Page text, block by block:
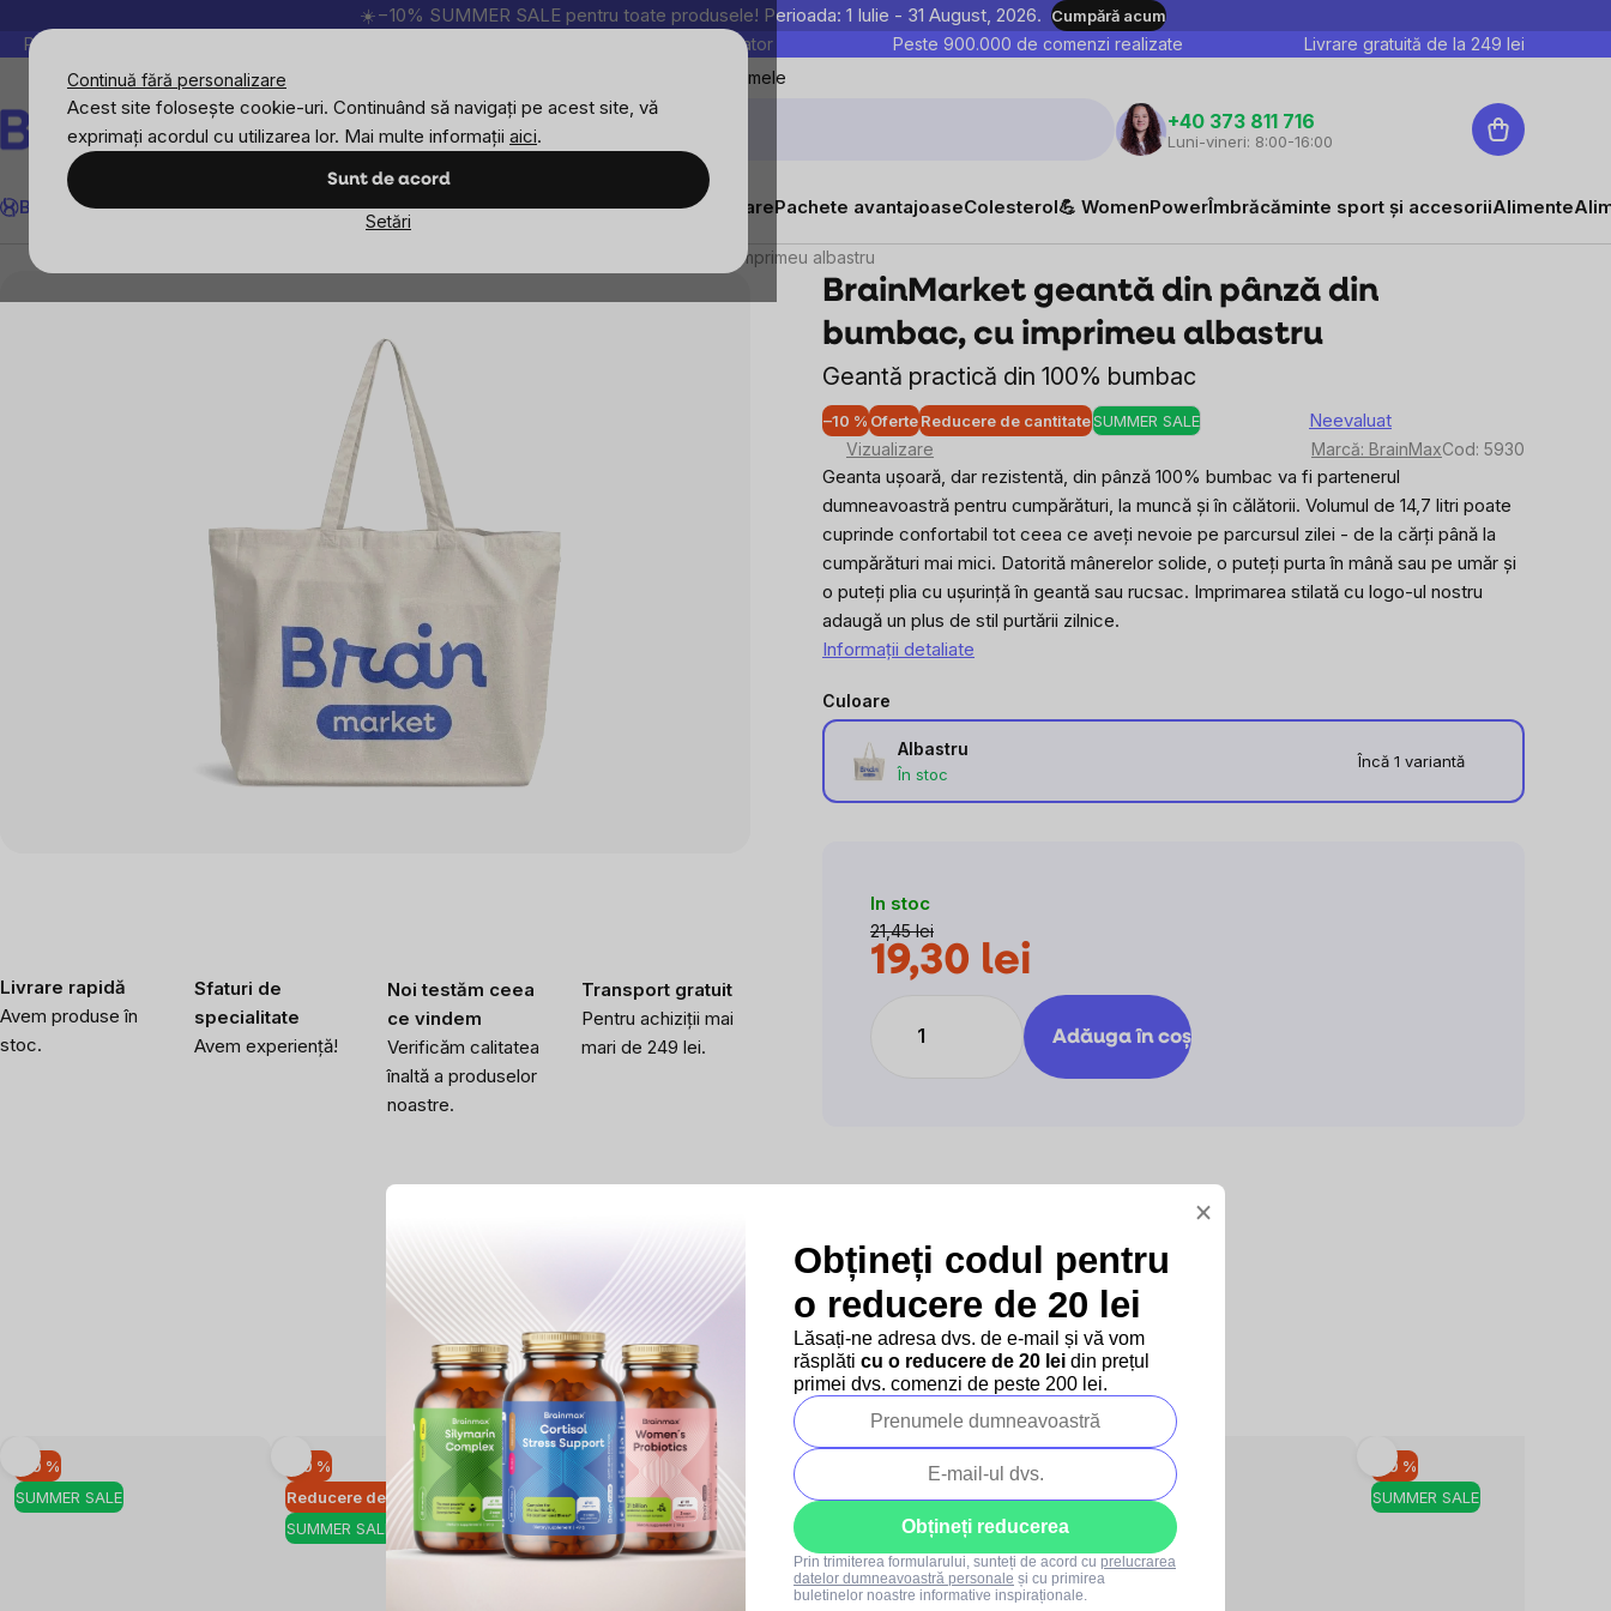
Continuă fără personalizare
Acest site folosește cookie-uri. Continuând să navigați pe acest site, vă
exprimați acordul cu utilizarea lor. Mai multe informații aici.
Sunt de acord
Setări
☀️−10% SUMMER SALE pentru toate produsele! Perioada: 1 Iulie - 31 August, 2026. Cumpără acum
Peste 200.000 de recenzii verificate Produsele noastre sunt testate în laborator Peste 900.000 de comenzi realizate Livrare gratuită de la 249 lei
Favoritele mele
Căutare
+40 373 811 716
Luni-vineri: 8:00-16:00
Coş
de
BrainMax
SportImunitateFemeiBărbațiCopiiObiectiveNoutățiSuplimente alimentarePachete avantajoaseColesterol💪 WomenPowerÎmbrăcăminte sport și accesoriiAlimente
BrainMarket geantă din pânză din bumbac, cu imprimeu albastru
BrainMarket geantă din pânză din
bumbac, cu imprimeu albastru
Geantă practică din 100% bumbac
–10 % OferteReducere de cantitateSUMMER SALE
Evaluarea
a
produsului
este
0,0
din
Neevaluat
Livrare rapidă
Avem produse în
stoc.
Sfaturi de
specialitate
Avem experiență!
Noi testăm ceea
ce vindem
Verificăm calitatea
înaltă a produselor
noastre.
Transport gratuit
Pentru achiziții mai
mari de 249 lei.
Vizualizare Marcă: BrainMaxCod: 5930
Geanta ușoară, dar rezistentă, din pânză 100% bumbac va fi partenerul
dumneavoastră pentru cumpărături, la muncă și în călătorii. Volumul de 14,7 litri poate
cuprinde confortabil tot ceea ce aveți nevoie pe parcursul zilei - de la cărți până la
cumpărături mai mici. Datorită mânerelor solide, o puteți purta în mână sau pe umăr și
o puteți plia cu ușurință în geantă sau rucsac. Imprimarea stilată cu logo-ul nostru
adaugă un plus de stil purtării zilnice.
Informaţii detaliate
Culoare
Albastru
În stoc
Încă 1 variantă
In stoc
21,45 lei
19,30 lei
preţ:
Adăuga în coş
Produse asociate
SUMMER SALE
–10 %
Reducere de cantitate
SUMMER SALE
–10 %
Reducere de cantitate
SUMMER SALE
–10 %
Reducere de cantitate
SUMMER SALE
SUMMER SALE SUMMER SALE
–10 %
×
Obțineți codul pentru
o reducere de 20 lei
Lăsați-ne adresa dvs. de e-mail și vă vom
răsplăti cu o reducere de 20 lei din prețul
primei dvs. comenzi de peste 200 lei.
Obțineți reducerea
Prin trimiterea formularului, sunteți de acord cu prelucrarea
datelor dumneavoastră personale și cu primirea
buletinelor noastre informative inspiraționale.